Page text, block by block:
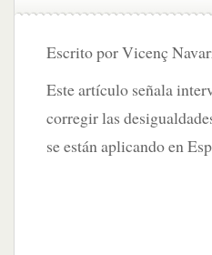
Escrito por Vicenç
Este artículo señala
corregir las
se están aplicando en